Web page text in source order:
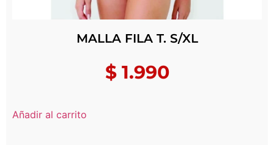
MALLA FILA T. S/XL
$1.990
Añadir al carrito